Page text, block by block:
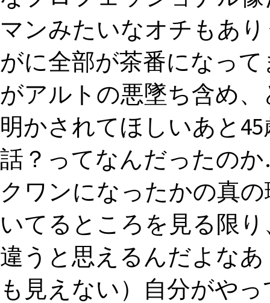
マンみたいなオチもあ
がに全部が茶番になっ
がアルトの悪墜ち含め
明かされてほしいあと
話？ってなんだったの
クワンになったかの真
いてるところを見る限
違うと思えるんだよな
も見えない）自分がや